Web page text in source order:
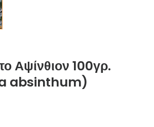
Αψίνθιον 100γρ.
absinthum)